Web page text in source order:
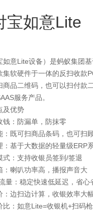
宝如意Lite
如意Lite设备）是蚂蚁集团
集软硬件于一体的反扫收款
商品二维码，也可以扫付款
服务产品。
及优势
钱：防漏单，防抹零
：既可扫商品条码，也可扫
：基于大数据的轻量级ERP
式：支持收银员签到/签退
：喇叭功率高，播报声音大
量：稳定快速低延迟，省心
：边扫边计算，收银效率大幅
比：如意Lite=收银机+扫码